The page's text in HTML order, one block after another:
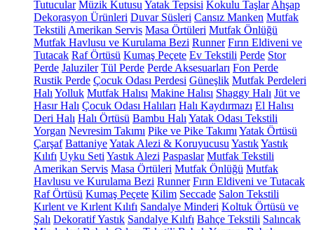
Tutucular Müzik Kutusu Yatak Tepsisi Kokulu Taşlar Ahşap
Dekorasyon Ürünleri Duvar Süsleri Cansız Manken Mutfak
Tekstili Amerikan Servis Masa Örtüleri Mutfak Önlüğü
Mutfak Havlusu ve Kurulama Bezi Runner Fırın Eldiveni ve
Tutacak Raf Örtüsü Kumaş Peçete Ev Tekstili Perde Stor
Perde Jaluziler Tül Perde Perde Aksesuarları Fon Perde
Rustik Perde Çocuk Odası Perdesi Güneşlik Mutfak Perdeleri
Halı Yolluk Mutfak Halısı Makine Halısı Shaggy Halı Jüt ve
Hasır Halı Çocuk Odası Halıları Halı Kaydırmazı El Halısı
Deri Halı Halı Örtüsü Bambu Halı Yatak Odası Tekstili
Yorgan Nevresim Takımı Pike ve Pike Takımı Yatak Örtüsü
Çarşaf BattaniyeYatak Alezi & Koruyucusu YastıkYastık
Kılıfı Uyku Seti Yastık Alezi Paspaslar Mutfak Tekstili
Amerikan Servis Masa Örtüleri Mutfak Önlüğü Mutfak
Havlusu ve Kurulama Bezi Runner Fırın Eldiveni ve Tutacak
Raf Örtüsü Kumaş Peçete Kilim Seccade Salon Tekstili
Kırlent ve Kırlent Kılıfı Sandalye Minderi Koltuk Örtüsü ve
Şalı Dekoratif Yastık Sandalye Kılıfı Bahçe Tekstili Salıncak